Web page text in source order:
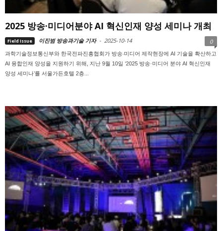
2025 방송·미디어분야 AI 혁신인재 양성 세미나 개최
Field Issue 이진범 방송과기술 기자 - 2025-10-14 0
과학기술정보통신부와 한국전파진흥협회가 방송‧미디어 제작현장에 AI 기술을 확산하고
AI 융합인재 양성을 지원하기 위해, 지난 9월 10일 ‘2025 방송·미디어 분야 AI 혁신인재
양성 세미나’를 서울가든호텔 2층...